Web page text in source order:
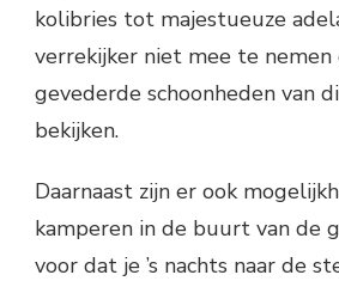
kolibries tot majestueuze
verrekijker niet mee te nemen
gevederde schoonheden van
bekijken.
Daarnaast zijn er ook
kamperen in de buurt van de
voor dat je ’s nachts naar de